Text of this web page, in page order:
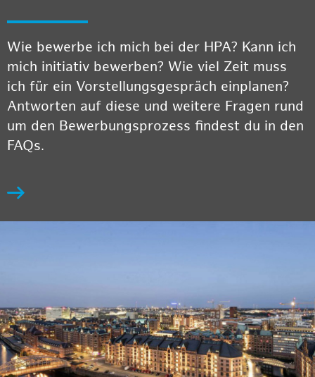
Wie bewerbe ich mich bei der HPA? Kann ich
mich initiativ bewerben? Wie viel Zeit muss
ich für ein Vorstellungsgespräch einplanen?
Antworten auf diese und weitere Fragen rund
um den Bewerbungsprozess findest du in den
FAQs.